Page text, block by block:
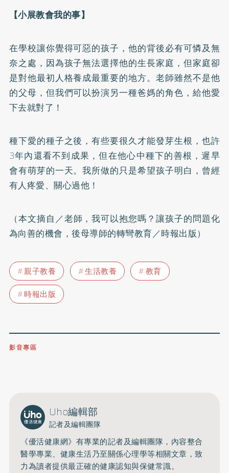
【小展教會我的事】
在學校讓你覺得可惡的孩子，他的背後必有可憐及無
奈之處，因為孩子無法選擇他的生長家庭，但家庭卻
是對他最初人格養成最重要的地方。老師雖然不是他
的父母，但我們可以扮演另一種爸媽的角色，給他愛
下去就對了！
種下愛的種子之後，有些要很久才能發芽生根，也許
3年內還看不到成果，但在他心中種下的善根，遲早
會有萌芽的一天。我所做的只是希望孩子明白，曾經
有人疼愛、關心過他！
（本文摘自／老師，我可以抱您嗎？讓孩子的問題化
為向善的機會，後母導師的轉彎教育／時報出版）
親子教養 生活教養
教育
時報出版
影音專區
Uho編輯部
記者及編輯團隊
《優活健康網》有專業的記者及編輯團隊，內容整合
醫學專業、健康生活乃至關係心理學等相關文章，致
力為讀者提供最正確的健康認知與保健常識。